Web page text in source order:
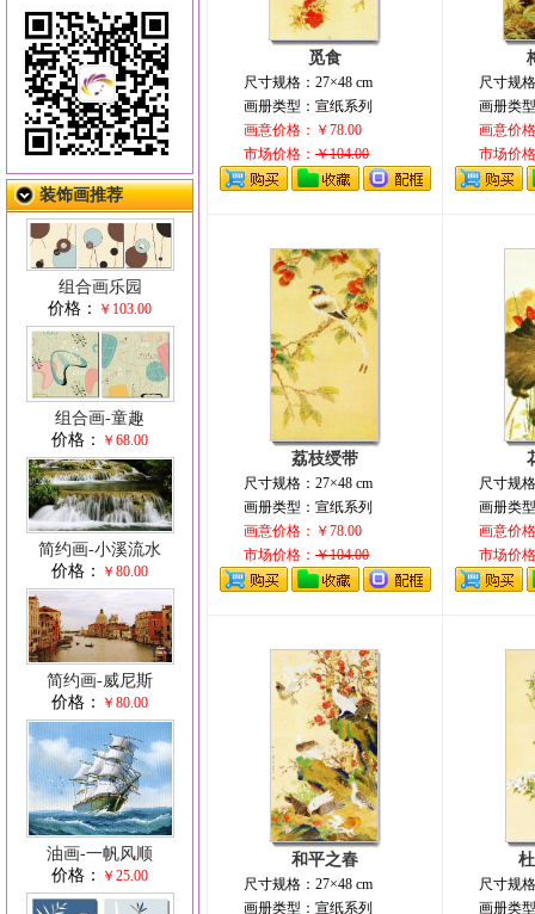
觅食
尺寸规格：27×48 cm
画册类型：宣纸系列
画意价格：￥78.00
市场价格： ￥104.00
尺寸规
画册类
画意价
市场价
荔枝绶带
尺寸规格：27×48 cm
画册类型：宣纸系列
画意价格：￥78.00
市场价格： ￥104.00
尺寸规
画册类
画意价
市场价
和平之春
尺寸规格：27×48 cm
画册类型：宣纸系列
尺寸规
画册类
装饰画推荐
组合画乐园
价格：
￥103.00
组合画-童趣
价格：
￥68.00
简约画-小溪流水
价格：
￥80.00
简约画-威尼斯
价格：
￥80.00
油画-一帆风顺
价格：
￥25.00